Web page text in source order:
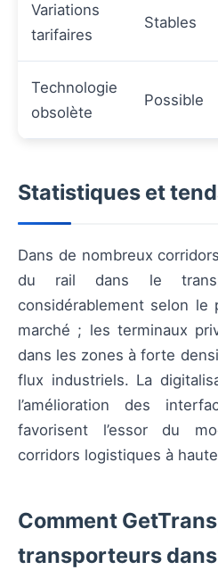
Variations
tarifaires
Stables
Technologie
obsolète
Possible
Statistiques et
Dans de nombreux
du rail dans le
considérablement selon
marché ; les terminaux
dans les zones à forte
flux industriels. La
l’amélioration des
favorisent l’essor du
corridors logistiques à
Comment
transporteurs